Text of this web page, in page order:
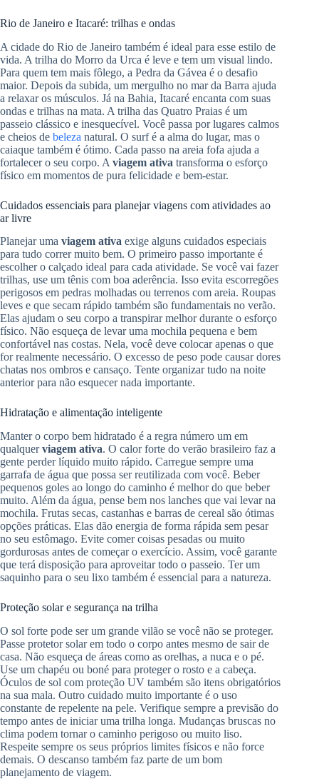
Rio de Janeiro e Itacaré: trilhas e ondas
A cidade do Rio de Janeiro também é ideal para esse estilo de
vida. A trilha do Morro da Urca é leve e tem um visual lindo.
Para quem tem mais fôlego, a Pedra da Gávea é o desafio
maior. Depois da subida, um mergulho no mar da Barra ajuda
a relaxar os músculos. Já na Bahia, Itacaré encanta com suas
ondas e trilhas na mata. A trilha das Quatro Praias é um
passeio clássico e inesquecível. Você passa por lugares calmos
e cheios de beleza natural. O surf é a alma do lugar, mas o
caiaque também é ótimo. Cada passo na areia fofa ajuda a
fortalecer o seu corpo. A viagem ativa transforma o esforço
físico em momentos de pura felicidade e bem-estar.
Cuidados essenciais para planejar viagens com atividades ao
ar livre
Planejar uma viagem ativa exige alguns cuidados especiais
para tudo correr muito bem. O primeiro passo importante é
escolher o calçado ideal para cada atividade. Se você vai fazer
trilhas, use um tênis com boa aderência. Isso evita escorregões
perigosos em pedras molhadas ou terrenos com areia. Roupas
leves e que secam rápido também são fundamentais no verão.
Elas ajudam o seu corpo a transpirar melhor durante o esforço
físico. Não esqueça de levar uma mochila pequena e bem
confortável nas costas. Nela, você deve colocar apenas o que
for realmente necessário. O excesso de peso pode causar dores
chatas nos ombros e cansaço. Tente organizar tudo na noite
anterior para não esquecer nada importante.
Hidratação e alimentação inteligente
Manter o corpo bem hidratado é a regra número um em
qualquerviagem ativa. O calor forte do verão brasileiro faz a
gente perder líquido muito rápido. Carregue sempre uma
garrafa de água que possa ser reutilizada com você. Beber
pequenos goles ao longo do caminho é melhor do que beber
muito. Além da água, pense bem nos lanches que vai levar na
mochila. Frutas secas, castanhas e barras de cereal são ótimas
opções práticas. Elas dão energia de forma rápida sem pesar
no seu estômago. Evite comer coisas pesadas ou muito
gordurosas antes de começar o exercício. Assim, você garante
que terá disposição para aproveitar todo o passeio. Ter um
saquinho para o seu lixo também é essencial para a natureza.
Proteção solar e segurança na trilha
O sol forte pode ser um grande vilão se você não se proteger.
Passe protetor solar em todo o corpo antes mesmo de sair de
casa. Não esqueça de áreas como as orelhas, a nuca e o pé.
Use um chapéu ou boné para proteger o rosto e a cabeça.
Óculos de sol com proteção UV também são itens obrigatórios
na sua mala. Outro cuidado muito importante é o uso
constante de repelente na pele. Verifique sempre a previsão do
tempo antes de iniciar uma trilha longa. Mudanças bruscas no
clima podem tornar o caminho perigoso ou muito liso.
Respeite sempre os seus próprios limites físicos e não force
demais. O descanso também faz parte de um bom
planejamento de viagem.